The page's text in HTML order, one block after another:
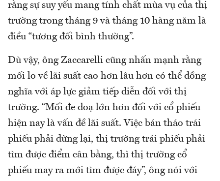
rằng sự suy yếu mang tính chất mùa vụ của thị
trường trong tháng 9 và tháng 10 hàng năm là
điều “tương đối bình thường”.
Dù vậy, ông Zaccarelli cũng nhấn mạnh rằng
mối lo về lãi suất cao hơn lâu hơn có thể đồng
nghĩa với áp lực giảm tiếp diễn đối với thị
trường. “Mối đe doạ lớn hơn đối với cổ phiếu
hiện nay là vấn đề lãi suất. Việc bán tháo trái
phiếu phải dừng lại, thị trường trái phiếu phải
tìm được điểm cân bằng, thì thị trường cổ
phiếu may ra mới tìm được đáy”, ông nói với